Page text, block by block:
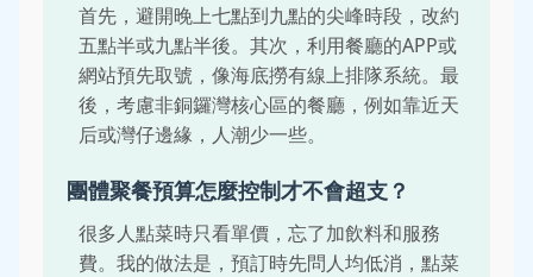
首先，避開晚上七點到九點的尖峰時段，改約
五點半或九點半後。其次，利用餐廳的APP或
網站預先取號，像海底撈有線上排隊系統。最
後，考慮非銅鑼灣核心區的餐廳，例如靠近天
后或灣仔邊緣，人潮少一些。
團體聚餐預算怎麼控制才不會超支？
很多人點菜時只看單價，忘了加飲料和服務
費。我的做法是，預訂時先問人均低消，點菜